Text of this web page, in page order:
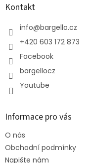
Kontakt
info@bargello.cz
+420 603 172 873
Facebook
bargellocz
Youtube
Informace pro vás
O nás
Obchodní podmínky
Napište nám